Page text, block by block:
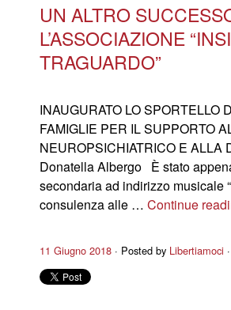
UN ALTRO
L’ASSOCIAZIONE
TRAGUARDO”
INAUGURATO LO SPORTELLO
FAMIGLIE PER IL SUPPORTO
NEUROPSICHIATRICO E ALLA
Donatella Albergo È stato
secondaria ad indirizzo musicale
consulenza alle … Continue
11 Giugno 2018 Posted by Libertiamoci